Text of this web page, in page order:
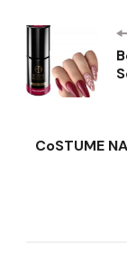
wpisu
CoSTUME